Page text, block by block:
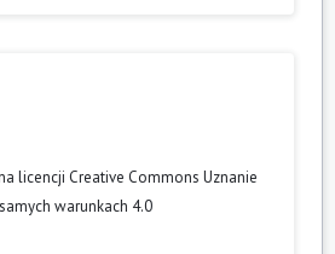
licencji Creative Commons Uznanie
warunkach 4.0